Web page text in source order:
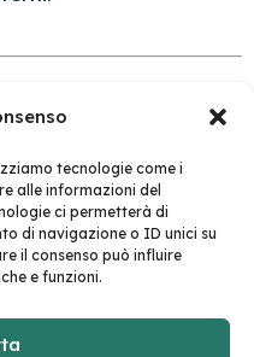
tecnologie come i
alle informazioni del
ci permetterà di
di navigazione o ID unici su
il consenso può influire
e funzioni.
servizio,
all’igiene urbana.